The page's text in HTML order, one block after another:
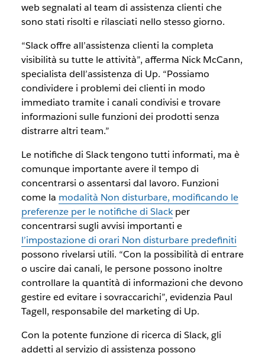
web segnalati al team di assistenza clienti che
sono stati risolti e rilasciati nello stesso giorno.
“Slack offre all’assistenza clienti la completa
visibilità su tutte le attività”, afferma Nick McCann,
specialista dell’assistenza di Up. “Possiamo
condividere i problemi dei clienti in modo
immediato tramite i canali condivisi e trovare
informazioni sulle funzioni dei prodotti senza
distrarre altri team.”
Le notifiche di Slack tengono tutti informati, ma è
comunque importante avere il tempo di
concentrarsi o assentarsi dal lavoro. Funzioni
come la modalità Non disturbare, modificando le
preferenze per le notifiche di Slackper
concentrarsi sugli avvisi importanti e
l’impostazione di orari Non disturbare predefiniti
possono rivelarsi utili. “Con la possibilità di entrare
o uscire dai canali, le persone possono inoltre
controllare la quantità di informazioni che devono
gestire ed evitare i sovraccarichi”, evidenzia Paul
Tagell, responsabile del marketing di Up.
Con la potente funzione di ricerca di Slack, gli
addetti al servizio di assistenza possono